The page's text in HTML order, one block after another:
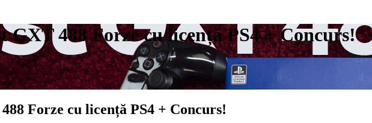
GXT 488 Forze cu licență PS4 + Concurs!
Forze cu licență PS4 + Concurs!